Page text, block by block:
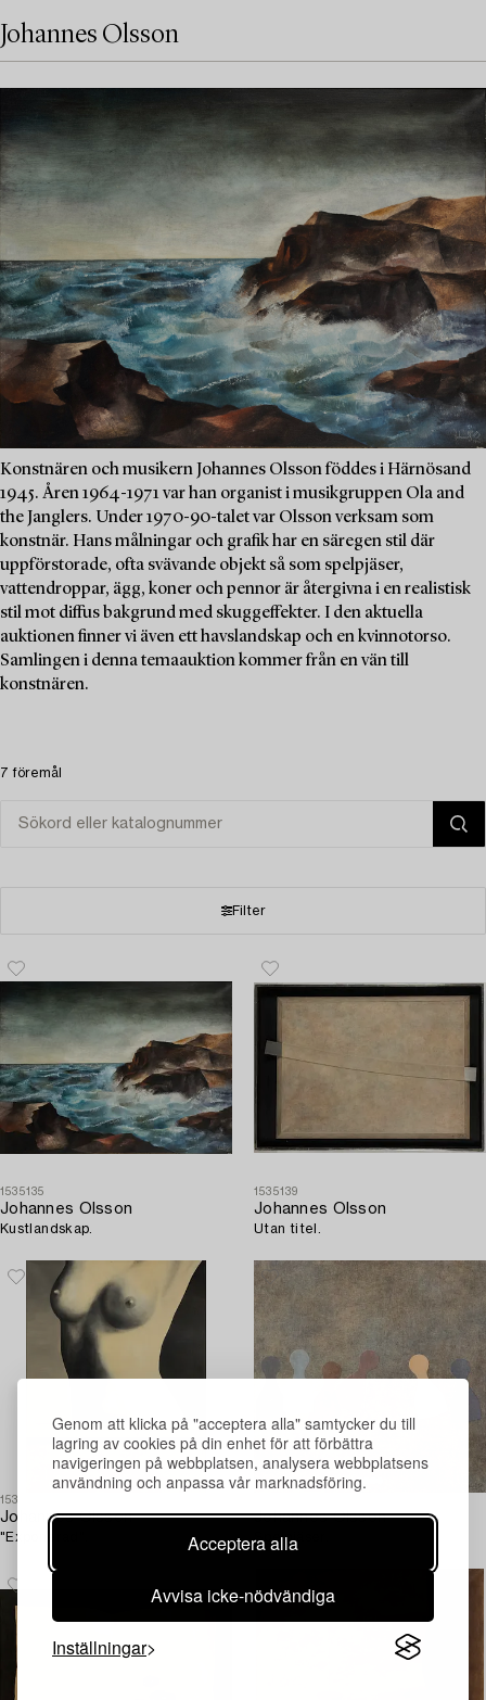
Genom att klicka på "acceptera alla" samtycker du till
lagring av cookies på din enhet för att förbättra
navigeringen på webbplatsen, analysera webbplatsens
användning och anpassa vår marknadsföring.
Acceptera alla
Avvisa icke-nödvändiga
Inställningar
Johannes Olsson
Konstnären och musikern Johannes Olsson föddes i Härnösand
1945. Åren 1964-1971 var han organist i musikgruppen Ola and
the Janglers. Under 1970-90-talet var Olsson verksam som
konstnär. Hans målningar och grafik har en säregen stil där
uppförstorade, ofta svävande objekt så som spelpjäser,
vattendroppar, ägg, koner och pennor är återgivna i en realistisk
stil mot diffus bakgrund med skuggeffekter. I den aktuella
auktionen finner vi även ett havslandskap och en kvinnotorso.
Samlingen i denna temaauktion kommer från en vän till
konstnären.
7 föremål
Filter
1535135
Johannes Olsson
Kustlandskap.
1535139
Johannes Olsson
Utan titel.
1535132
Johannes Olsson
"Exponerad".
Johannes Olsson
Spelpjäser.